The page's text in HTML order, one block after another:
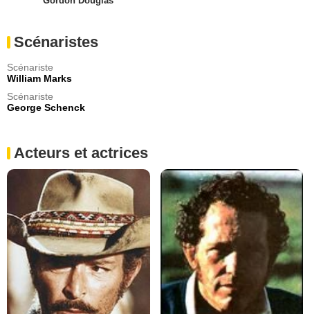
Scénaristes
Scénariste
William Marks
Scénariste
George Schenck
Acteurs et actrices